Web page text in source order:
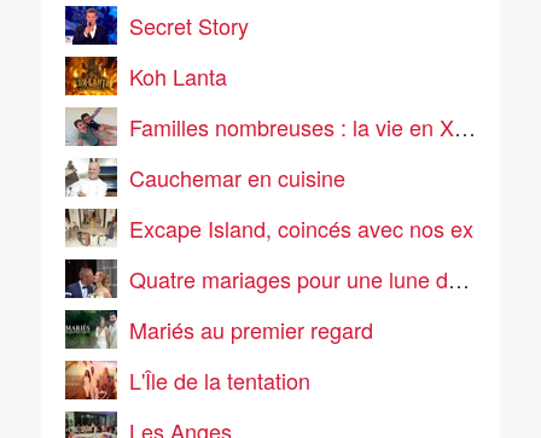
Secret Story
Koh Lanta
Familles nombreuses : la vie en XXL
Cauchemar en cuisine
Excape Island, coincés avec nos ex
Quatre mariages pour une lune de miel
Mariés au premier regard
L'Île de la tentation
Les Anges